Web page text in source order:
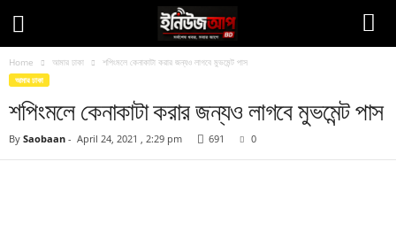
Home আমার ঢাকা শপিংমলে কেনাকাটা করার জন্যও লাগবে মুভমেন্ট পাস
আমার ঢাকা
শপিংমলে কেনাকাটা করার জন্যও লাগবে মুভমেন্ট পাস
By Saobaan - April 24, 2021 , 2:29 pm 691 0